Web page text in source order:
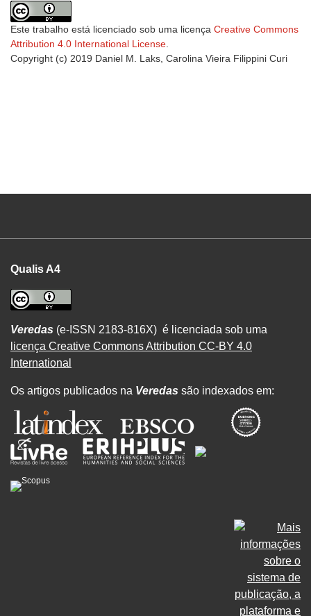
Este trabalho está licenciado sob uma licença Creative Commons
Attribution 4.0 International License.
Copyright (c) 2019 Daniel M. Laks, Carolina Vieira Filippini Curi
Qualis A4
Veredas (e-ISSN 2183-816X) é licenciada sob uma
licença Creative Commons Attribution CC-BY 4.0
International
Os artigos publicados na Veredas são indexados em: